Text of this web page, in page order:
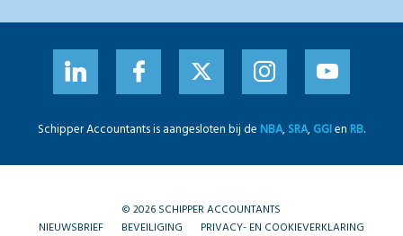
Schipper Accountants is aangesloten bij de NBA,SRA,GGIen RB.
© 2026 SCHIPPER ACCOUNTANTS
NIEUWSBRIEF
BEVEILIGING PRIVACY- EN COOKIEVERKLARING